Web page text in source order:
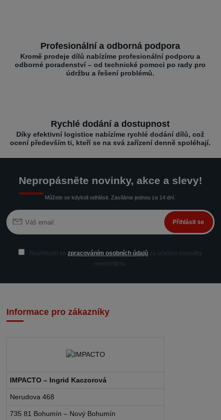
Profesionální a odborná podpora
Kromě prodeje dílů nabízíme profesionální podporu a
odborné poradenství – od technické pomoci po rady pro
údržbu a řešení problémů.
Rychlé dodání a dostupnost
Díky efektivní logistice nabízíme rychlé dodání dílů, což
ocení především ti, kteří se na svá zařízení denně spoléhají.
Nepropásněte novinky, akce a slevy!
Můžete se kdykoli odhlásit. Zasíláme jednou za 14 dní.
Přihlásit se
Souhlasím sezpracováním osobních údajů za účelem rozesílky
newsletteru.
Informace pro zákazníky
IMPACTO – Ingrid Kaczorová
Nerudova 468
735 81 Bohumín – Nový Bohumín